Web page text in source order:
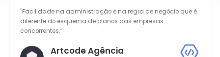
"Facilidade na administração e na regra de negócio que é
diferente do esquema de planos das empresas
concorrentes.”
Artcode Agência